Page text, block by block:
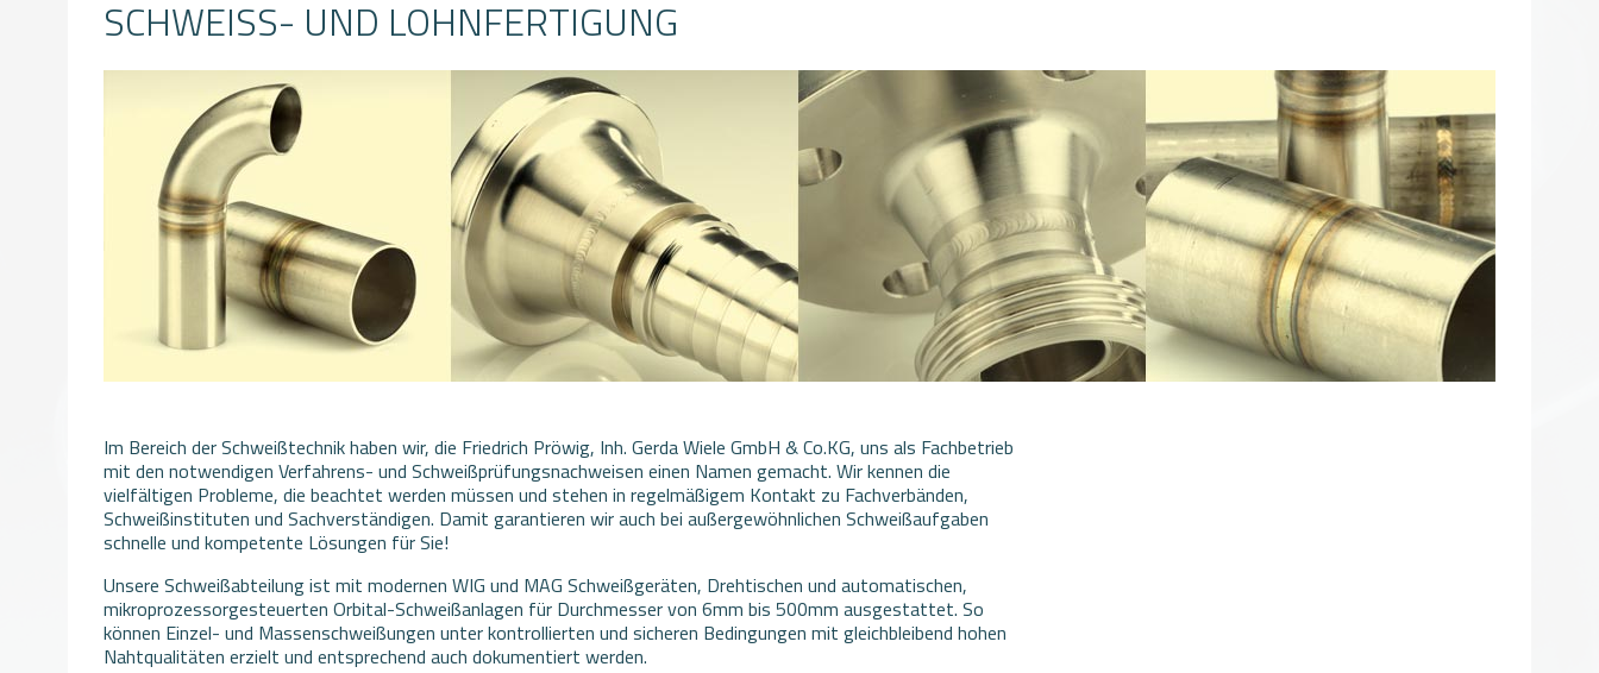
SCHWEISS- UND LOHNFERTIGUNG
Im Bereich der Schweißtechnik haben wir, die Friedrich Pröwig, Inh. Gerda Wiele GmbH & Co.KG, uns als Fachbetrieb
mit den notwendigen Verfahrens- und Schweißprüfungsnachweisen einen Namen gemacht. Wir kennen die
vielfältigen Probleme, die beachtet werden müssen und stehen in regelmäßigem Kontakt zu Fachverbänden,
Schweißinstituten und Sachverständigen. Damit garantieren wir auch bei außergewöhnlichen Schweißaufgaben
schnelle und kompetente Lösungen für Sie!
Unsere Schweißabteilung ist mit modernen WIG und MAG Schweißgeräten, Drehtischen und automatischen,
mikroprozessorgesteuerten Orbital-Schweißanlagen für Durchmesser von 6mm bis 500mm ausgestattet. So
können Einzel- und Massenschweißungen unter kontrollierten und sicheren Bedingungen mit gleichbleibend hohen
Nahtqualitäten erzielt und entsprechend auch dokumentiert werden.